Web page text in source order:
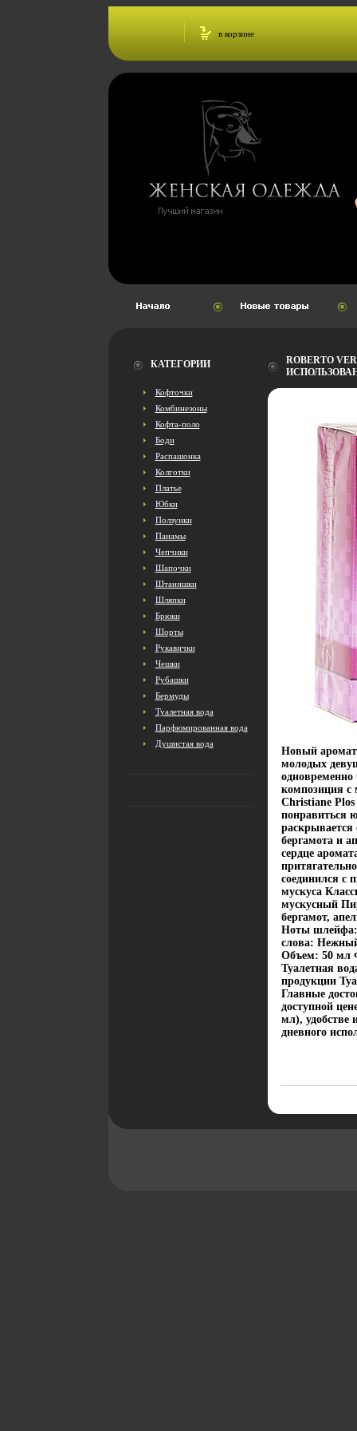
в корзине
КАТЕГОРИИ
Кофточки
Комбинезоны
Кофта-поло
Боди
Распашонка
Колготки
Платье
Юбки
Ползунки
Панамы
Чепчики
Шапочки
Штанишки
Шляпки
Брюки
Шорты
Рукавички
Чешки
Рубашки
Бермуды
Туалетная вода
Парфюмированная вода
Душистая вода
ROBERTO
Новый аромат
молодых
композиция с
Christiane
понравиться
раскрывается
бергамота и
сердце
соединился с
мускуса
мускусный
бергамот,
Ноты шлейфа:
слова:
Объем: 50 мл
Туалетная
продукции
Главные
доступной
мл), удобстве
дневного